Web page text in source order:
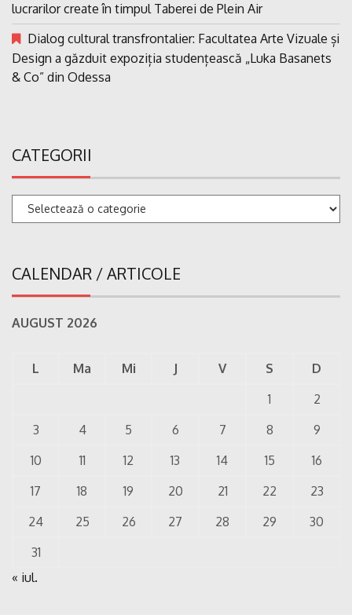
lucrarilor create în timpul Taberei de Plein Air
Dialog cultural transfrontalier: Facultatea Arte Vizuale și
Design a găzduit expoziția studențească „Luka Basanets
& Co” din Odessa
CATEGORII
Categorii
CALENDAR / ARTICOLE
AUGUST 2026
L Ma Mi J V S
D
1
2
3
4 5 6 7 8
9
10
11 12 13 14 15
16
17
18 19 20 21 22
23
24
25 26 27 28 29
30
31
« iul.